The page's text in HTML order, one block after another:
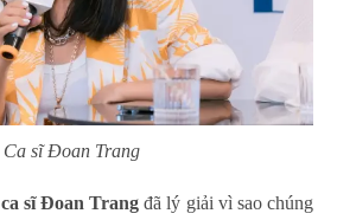
Ca sĩ Đoan Trang
ca sĩ Đoan Trangđã lý giải vì sao chúng